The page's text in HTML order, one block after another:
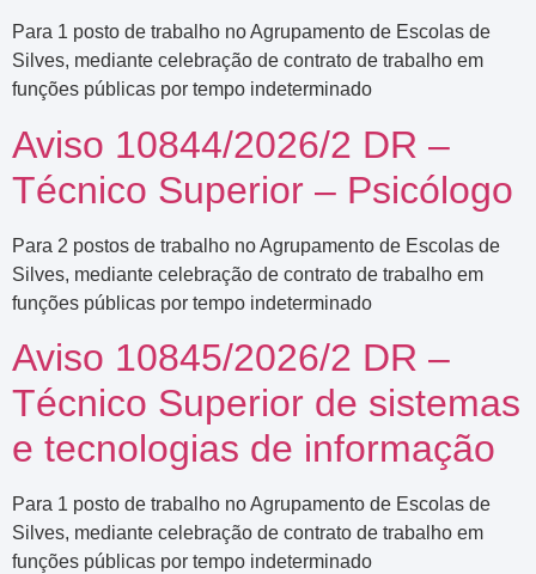
Para 1 posto de trabalho no Agrupamento de Escolas de
Silves, mediante celebração de contrato de trabalho em
funções públicas por tempo indeterminado
Aviso 10844/2026/2 DR –
Técnico Superior – Psicólogo
Para 2 postos de trabalho no Agrupamento de Escolas de
Silves, mediante celebração de contrato de trabalho em
funções públicas por tempo indeterminado
Aviso 10845/2026/2 DR –
Técnico Superior de sistemas
e tecnologias de informação
Para 1 posto de trabalho no Agrupamento de Escolas de
Silves, mediante celebração de contrato de trabalho em
funções públicas por tempo indeterminado